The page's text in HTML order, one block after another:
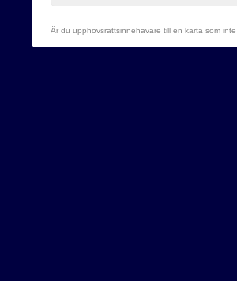
Är du upphovsrättsinnehavare till en karta som